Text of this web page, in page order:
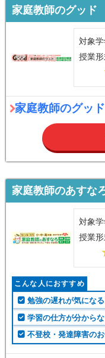
家庭教師のグッド
対象
授業
家庭教師のグッド
家庭教師のあすな
対象
授業
こんな人におすすめ
勉強の遅れが気にな
学習の仕方が分から
不登校・発達障害の